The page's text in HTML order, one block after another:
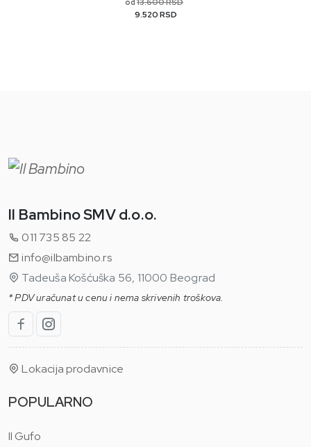
od
9.520 RSD
Il Bambino SMV d.o.o.
011 735 85 22
info@ilbambino.rs
Tadeuša Košćuška 56, 11000 Beograd
* PDV uračunat u cenu i nema skrivenih troškova.
Lokacija prodavnice
POPULARNO
Il Gufo